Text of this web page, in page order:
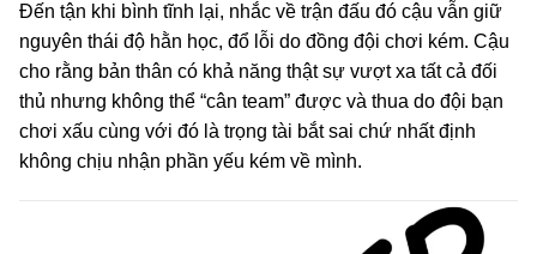
Đến tận khi bình tĩnh lại, nhắc về trận đấu đó cậu vẫn giữ
nguyên thái độ hằn học, đổ lỗi do đồng đội chơi kém. Cậu
cho rằng bản thân có khả năng thật sự vượt xa tất cả đối
thủ nhưng không thể “cân team” được và thua do đội bạn
chơi xấu cùng với đó là trọng tài bắt sai chứ nhất định
không chịu nhận phần yếu kém về mình.